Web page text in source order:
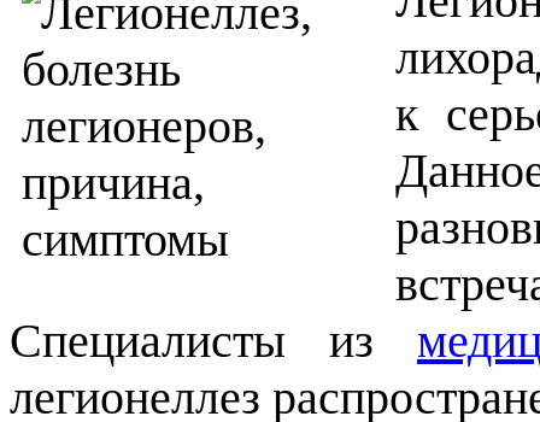
к
Специалисты из
легионеллез